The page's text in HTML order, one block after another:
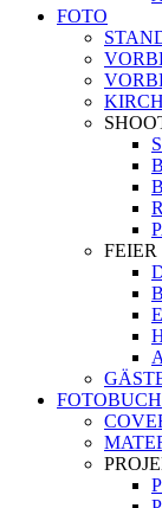
FOTO
FEIER
FOTOBUCH